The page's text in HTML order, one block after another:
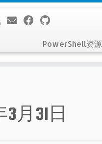
PowerShell资源
3月31日